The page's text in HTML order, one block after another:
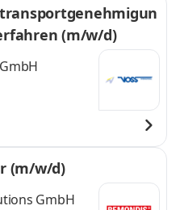
(m/w/d)
(m/w/d)
GmbH